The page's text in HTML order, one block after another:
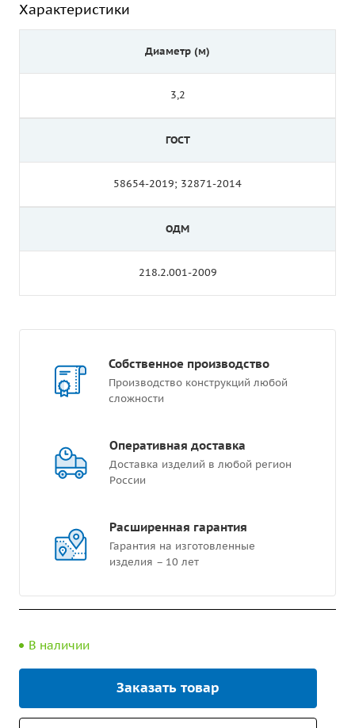
Характеристики
Диаметр (м)
3,2
ГОСТ
58654-2019; 32871-2014
ОДМ
218.2.001-2009
Собственное производство
Производство конструкций любой
сложности
Оперативная доставка
Доставка изделий в любой регион
России
Расширенная гарантия
Гарантия на изготовленные
изделия – 10 лет
В наличии
Заказать товар